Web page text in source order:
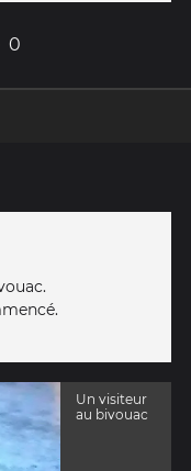
0
Un visiteur
au bivouac